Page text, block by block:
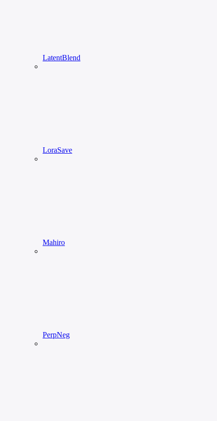
LatentBlend
LoraSave
Mahiro
PerpNeg